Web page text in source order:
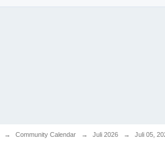
→ Community Calendar → Juli 2026 → Juli 05,